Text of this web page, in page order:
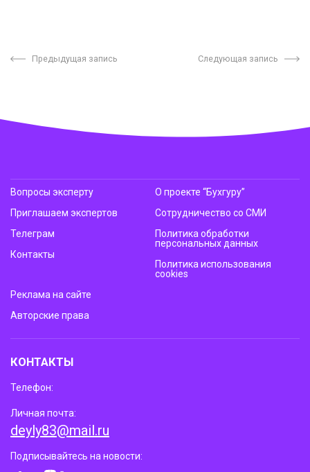
Предыдущая запись Следующая запись
Вопросы эксперту
Приглашаем экспертов
Телеграм
Контакты
О проекте “Бухгуру”
Сотрудничество со СМИ
Политика обработки
персональных данных
Политика использования
cookies
Реклама на сайте
Авторские права
КОНТАКТЫ
Телефон:
Личная почта:
deyly83@mail.ru
Подписывайтесь на новости: